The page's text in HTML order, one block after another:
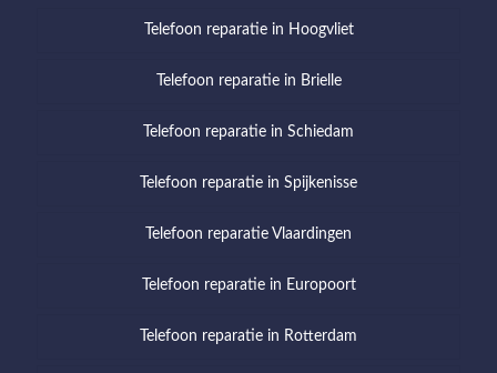
Telefoon reparatie in Hoogvliet
Telefoon reparatie in Brielle
Telefoon reparatie in Schiedam
Telefoon reparatie in Spijkenisse
Telefoon reparatie Vlaardingen
Telefoon reparatie in Europoort
Telefoon reparatie in Rotterdam